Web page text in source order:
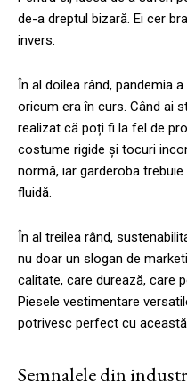
de-a dreptul bizară. Ei cer
invers.
În al doilea rând, pandemia
oricum era în curs. Când ai
realizat că poți fi la fel de
costume rigide și tocuri
normă, iar garderoba
fluidă.
În al treilea rând,
nu doar un slogan de
calitate, care durează, care
Piesele vestimentare
potrivesc perfect cu
Semnalele din